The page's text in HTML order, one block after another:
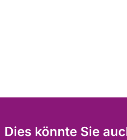
Dies könnte Sie